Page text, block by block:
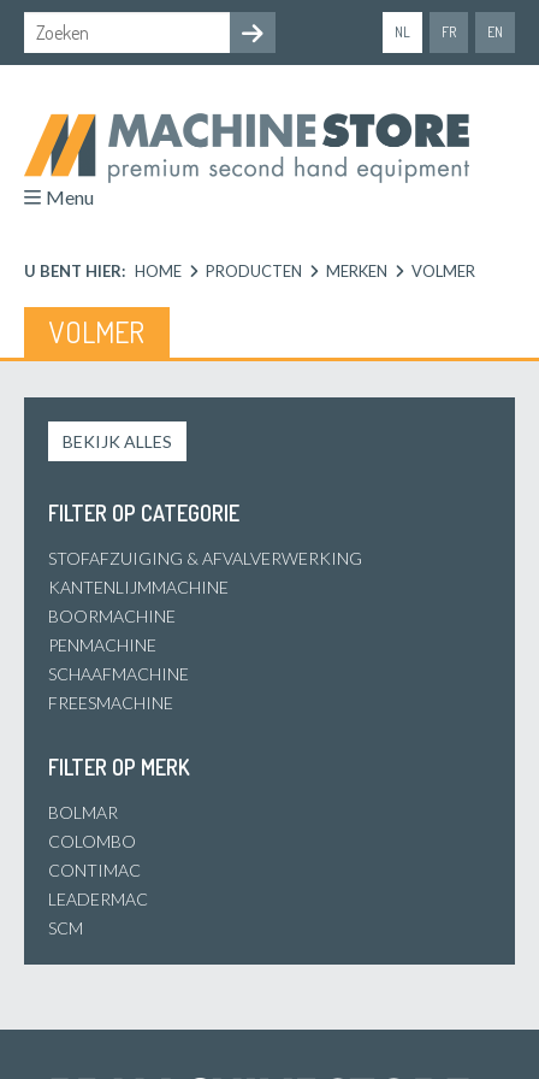
NL FR EN
Menu
U BENT HIER: HOME PRODUCTEN MERKEN VOLMER
VOLMER
BEKIJK ALLES
FILTER OP CATEGORIE
STOFAFZUIGING & AFVALVERWERKING
KANTENLIJMMACHINE
BOORMACHINE
PENMACHINE
SCHAAFMACHINE
FREESMACHINE
FILTER OP MERK
BOLMAR
COLOMBO
CONTIMAC
LEADERMAC
SCM